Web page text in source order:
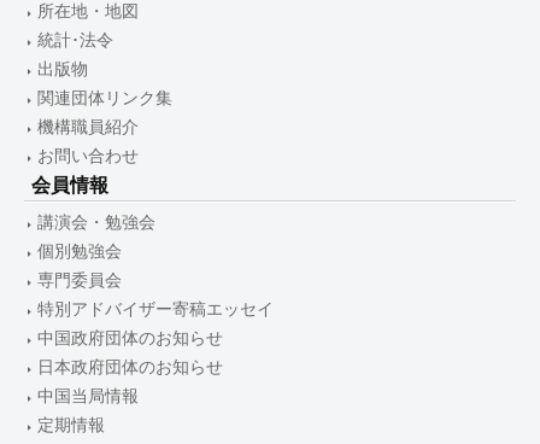
所在地・地図
統計･法令
出版物
関連団体リンク集
機構職員紹介
お問い合わせ
会員情報
講演会・勉強会
個別勉強会
専門委員会
特別アドバイザー寄稿エッセイ
中国政府団体のお知らせ
日本政府団体のお知らせ
中国当局情報
定期情報